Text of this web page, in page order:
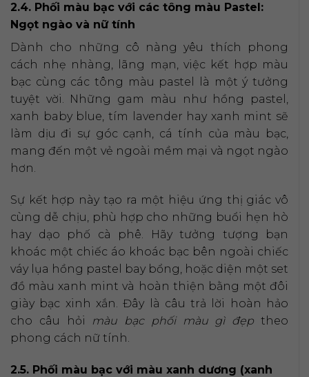
2.4. Phối màu bạc với các tông màu Pastel:
Ngọt ngào và nữ tính
Dành cho những cô nàng yêu thích phong
cách nhẹ nhàng, lãng mạn, việc kết hợp màu
bạc cùng các tông màu pastel là một ý tưởng
tuyệt vời. Những gam màu như hồng pastel,
xanh baby blue, tím lavender hay xanh mint sẽ
làm dịu đi sự góc cạnh, cá tính của màu bạc,
mang đến một vẻ ngoài mềm mại và ngọt ngào
hơn.
Sự kết hợp này tạo ra một hiệu ứng thị giác vô
cùng dễ chịu, phù hợp cho những buổi hẹn hò
hay dạo phố cà phê. Hãy tưởng tượng bạn
khoác một chiếc áo khoác bạc bên ngoài chiếc
váy lụa hồng pastel bay bổng, hoặc diện một set
đồ màu xanh mint và hoàn thiện bằng một đôi
giày bạc xinh xắn. Đây là câu trả lời hoàn hảo
cho câu hỏi màu bạc phối màu gì đẹp theo
phong cách nữ tính.
2.5. Phối màu bạc với màu xanh dương (xanh